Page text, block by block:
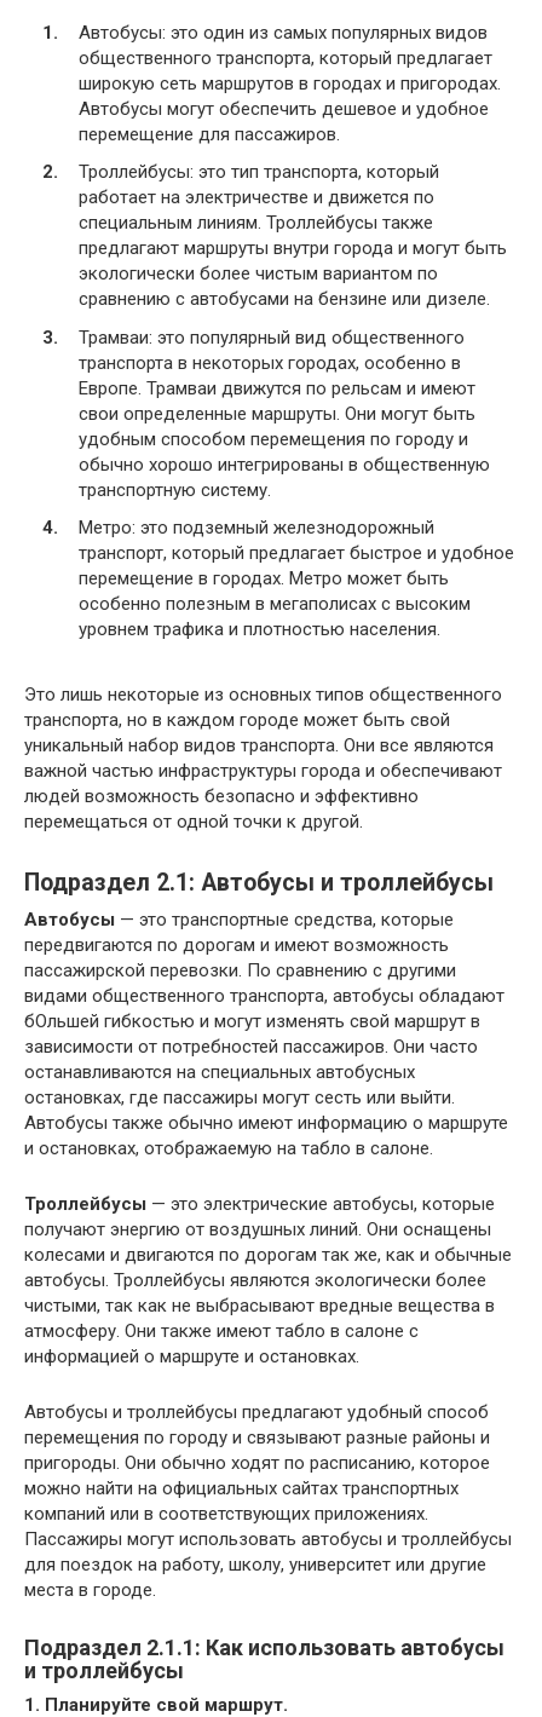
Автобусы: это один из самых популярных видов
общественного транспорта, который предлагает
широкую сеть маршрутов в городах и пригородах.
Автобусы могут обеспечить дешевое и удобное
перемещение для пассажиров.
Троллейбусы: это тип транспорта, который
работает на электричестве и движется по
специальным линиям. Троллейбусы также
предлагают маршруты внутри города и могут быть
экологически более чистым вариантом по
сравнению с автобусами на бензине или дизеле.
Трамваи: это популярный вид общественного
транспорта в некоторых городах, особенно в
Европе. Трамваи движутся по рельсам и имеют
свои определенные маршруты. Они могут быть
удобным способом перемещения по городу и
обычно хорошо интегрированы в общественную
транспортную систему.
Метро: это подземный железнодорожный
транспорт, который предлагает быстрое и удобное
перемещение в городах. Метро может быть
особенно полезным в мегаполисах с высоким
уровнем трафика и плотностью населения.
Это лишь некоторые из основных типов общественного
транспорта, но в каждом городе может быть свой
уникальный набор видов транспорта. Они все являются
важной частью инфраструктуры города и обеспечивают
людей возможность безопасно и эффективно
перемещаться от одной точки к другой.
Подраздел 2.1: Автобусы и троллейбусы
Автобусы — это транспортные средства, которые
передвигаются по дорогам и имеют возможность
пассажирской перевозки. По сравнению с другими
видами общественного транспорта, автобусы обладают
бОльшей гибкостью и могут изменять свой маршрут в
зависимости от потребностей пассажиров. Они часто
останавливаются на специальных автобусных
остановках, где пассажиры могут сесть или выйти.
Автобусы также обычно имеют информацию о маршруте
и остановках, отображаемую на табло в салоне.
Троллейбусы — это электрические автобусы, которые
получают энергию от воздушных линий. Они оснащены
колесами и двигаются по дорогам так же, как и обычные
автобусы. Троллейбусы являются экологически более
чистыми, так как не выбрасывают вредные вещества в
атмосферу. Они также имеют табло в салоне с
информацией о маршруте и остановках.
Автобусы и троллейбусы предлагают удобный способ
перемещения по городу и связывают разные районы и
пригороды. Они обычно ходят по расписанию, которое
можно найти на официальных сайтах транспортных
компаний или в соответствующих приложениях.
Пассажиры могут использовать автобусы и троллейбусы
для поездок на работу, школу, университет или другие
места в городе.
Подраздел 2.1.1: Как использовать автобусы
и троллейбусы
1. Планируйте свой маршрут.